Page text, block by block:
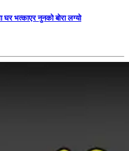
घर भत्काएर नुनको बोरा लग्यो